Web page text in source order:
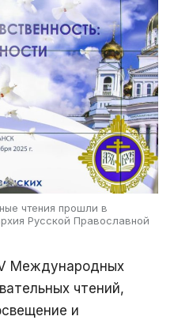
чтения прошли в
Русской Православной
Международных
чтений,
и